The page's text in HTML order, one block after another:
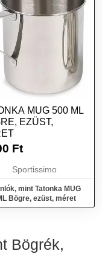
MUG 500 ML
EZÜST,
Ft
Sportissimo
mint Tatonka MUG
Bögre, ezüst, méret
Bögrék,